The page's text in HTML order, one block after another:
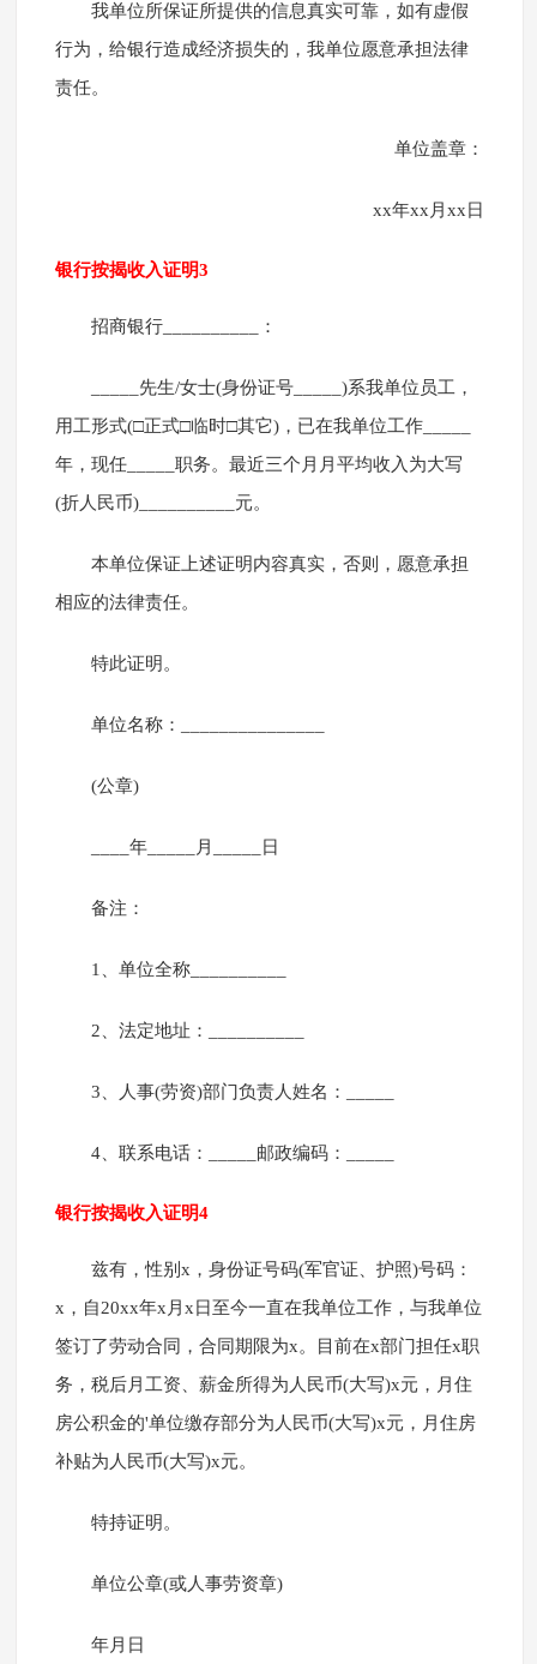
我单位所保证所提供的信息真实可靠，如有虚假
行为，给银行造成经济损失的，我单位愿意承担法律
责任。
单位盖章：
xx年xx月xx日
银行按揭收入证明3
招商银行__________：
_____先生/女士(身份证号_____)系我单位员工，
用工形式(□正式□临时□其它)，已在我单位工作_____
年，现任_____职务。最近三个月月平均收入为大写
(折人民币)__________元。
本单位保证上述证明内容真实，否则，愿意承担
相应的法律责任。
特此证明。
单位名称：_______________
(公章)
____年_____月_____日
备注：
1、单位全称__________
2、法定地址：__________
3、人事(劳资)部门负责人姓名：_____
4、联系电话：_____邮政编码：_____
银行按揭收入证明4
兹有，性别x，身份证号码(军官证、护照)号码：
x，自20xx年x月x日至今一直在我单位工作，与我单位
签订了劳动合同，合同期限为x。目前在x部门担任x职
务，税后月工资、薪金所得为人民币(大写)x元，月住
房公积金的'单位缴存部分为人民币(大写)x元，月住房
补贴为人民币(大写)x元。
特持证明。
单位公章(或人事劳资章)
年月日